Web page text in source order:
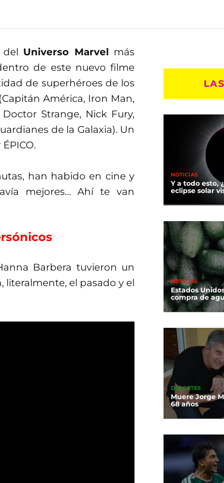
del Universo Marvel más
de este nuevo filme
de superhéroes de los
América, Iron Man,
Strange, Nick Fury,
de la Galaxia). Un
han habido en cine y
mejores… Ahí te van
Barbera tuvieron un
literalmente, el pasado y el
NOTICIAS
Y a todo esto,
eclipse solar
NOTICIAS
Estados
compra de
DEPORTES
Muere Jorge
68 años